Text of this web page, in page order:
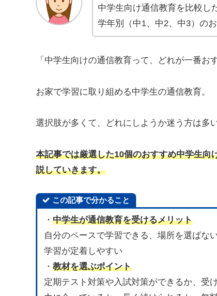
中学生向け通信教育を比較し
学年別（中1、中2、中3）の
「中学生向けの通信教育って、どれが一番お
お家で学習に取り組める中学生の通信教育。
選択肢が多くて、どれにしようか迷う方は多
本記事では厳選した10個のおすすめ中学生
説していきます。
この記事で分かること
・中学生が通信教育を受けるメリット
自分のペースで学習できる、場所を選ばな
学習が定着しやすい
・教材を選ぶポイント
定期テスト対策や入試対策ができるか、受